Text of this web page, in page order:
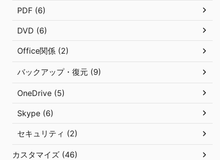
PDF (6)
DVD (6)
Office関係 (2)
バックアップ・復元 (9)
OneDrive (5)
Skype (6)
セキュリティ (2)
カスタマイズ (46)